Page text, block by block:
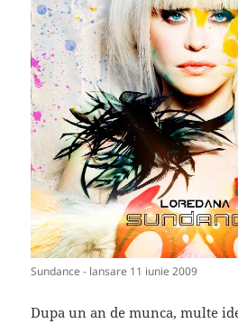
Sundance - lansare 11 iunie 2009
Dupa un an de munca, multe